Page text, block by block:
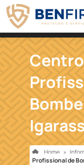
Home »
Profissional de